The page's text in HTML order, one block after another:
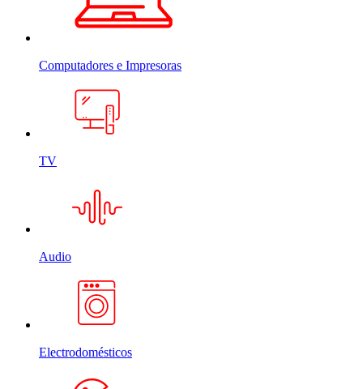
Computadores e Impresoras
TV
Audio
Electrodomésticos